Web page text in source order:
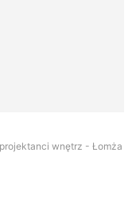
wnętrz - Łomża